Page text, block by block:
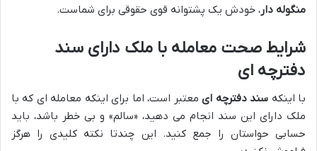
منگوله دار، خودش یک پشتوانه قوی حقوقی برای شماست.
شرایط صحت معامله با ملک دارای سند
دفترچه ای
با اینکه سند دفترچه ایمعتبر است، اما برای اینکه معامله ای که با
ملک دارای این سند انجام می دهید، «سالم» و بی خطر باشد، باید
حسابی حواستان را جمع کنید. این چندتا نکته کلیدی را هرگز